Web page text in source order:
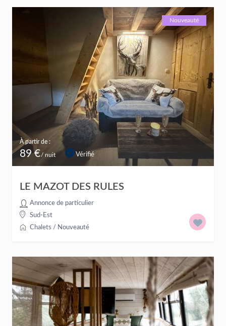
À partir de :
89 €/ nuit
Nouveauté
Vérifié
LE MAZOT DES RULES
Annonce de particulier
Sud-Est
Chalets / Nouveauté